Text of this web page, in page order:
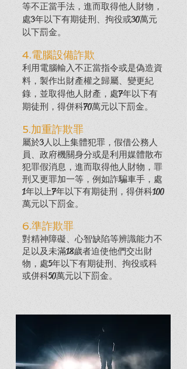
等不正當手法，進而取得他人財物，
處3年以下有期徒刑、拘役或30萬元
以下罰金。
4.電腦設備詐欺
利用電腦輸入不正當指令或是偽造資
料，製作出財產權之歸屬、變更紀
錄，並取得他人財產，處7年以下有
期徒刑，得併科70萬元以下罰金。
5.加重詐欺罪
屬於3人以上集體犯罪，假借公務人
員、政府機關身分或是利用媒體散布
犯罪假消息，進而取得他人財物，罪
刑又更罪加一等， ​例如詐騙車手， 處
1年以上7年以下有期徒刑，得併科100
萬元以下罰金。
6.準詐欺罪
對精神障礙、心智缺陷等辨識能力不
足以及未滿18歲者迫使他們交出財
物，處5年以下有期徒刑、拘役或科
或併科50萬元以下罰金。